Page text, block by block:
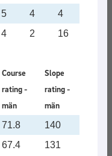
5 4 4
4 2 16
Course
rating -
män
Slope
rating -
män
71.8
140
67.4 131